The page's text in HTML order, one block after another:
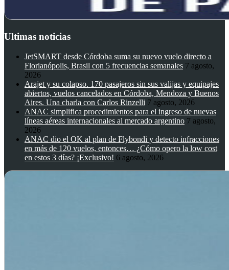
Ultimas noticias
JetSMART desde Córdoba suma su nuevo vuelo directo a
Florianópolis, Brasil con 5 frecuencias semanales 7 agosto,
2026
Arajet y su colapso. 170 pasajeros sin sus valijas y equipajes
abiertos, vuelos cancelados en Córdoba, Mendoza y Buenos
Aires. Una charla con Carlos Rinzelli 7 agosto, 2026
ANAC simplifica procedimientos para el ingreso de nuevas
líneas aéreas internacionales al mercado argentino 7 agosto,
2026
ANAC dio el OK al plan de Flybondi y detecto infracciones
en más de 120 vuelos, entonces… ¿Cómo opero la low cost
en estos 3 días? ¡Exclusivo! 6 agosto, 2026